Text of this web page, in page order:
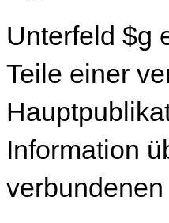
Unterfeld $g
Teile einer
Information